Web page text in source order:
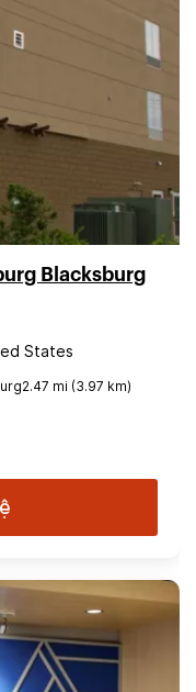
Blacksburg
States
mi (3.97 km)